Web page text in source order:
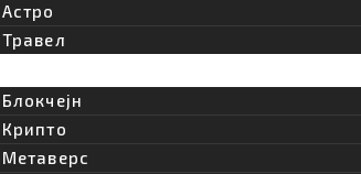
k
Астро
Травел
Блокчејн
Крипто
Метаверс